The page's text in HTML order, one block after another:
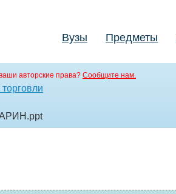
Вузы Предметы
авторские права? Сообщите нам.
.ppt